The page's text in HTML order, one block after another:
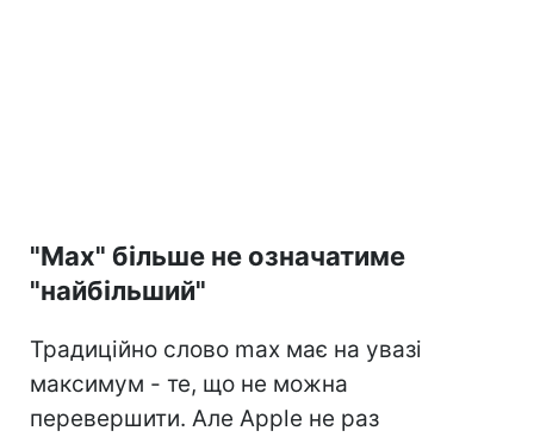
"Max" більше не означатиме
"найбільший"
Традиційно слово max має на увазі
максимум - те, що не можна
перевершити. Але Apple не раз